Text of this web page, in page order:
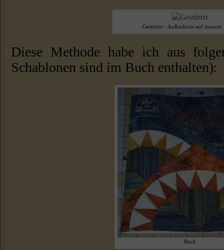
Gestürtzt - Außenkreis auf inneren
Diese Methode habe ich aus
Schablonen sind im Buch enthalten):
Buch